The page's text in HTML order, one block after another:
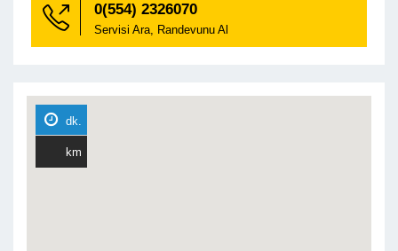
0(554) 2326070
Servisi Ara, Randevunu Al
 dk.
km